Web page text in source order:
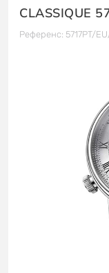
CLASSIQUE
Референс: 5717PT/